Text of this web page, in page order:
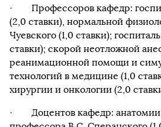
· Профессоров кафедр:
(2,0 ставки), нормальной
Чуевского (1,0 ставки);
ставки); скорой неотложной
реанимационной помощи и
технологий в медицине (1,0
хирургии и онкологии (2,0
· Доцентов кафедр: анатомии